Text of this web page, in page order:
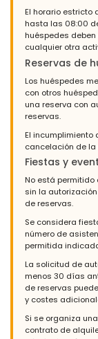
El horario
hasta las 08:00
huéspedes
cualquier otra
Reservas de
Los huéspedes
con otros
una reserva con
reservas.
El incumplimiento
cancelación de la
Fiestas y
No está
sin la
de reservas.
Se considera
número de
permitida
La solicitud de
menos 30 días
de reservas
y costes
Si se organiza
contrato de